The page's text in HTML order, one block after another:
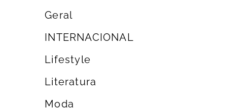
Geral
INTERNACIONAL
Lifestyle
Literatura
Moda